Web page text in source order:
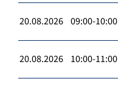
20.08.2026 09:00-10:00
20.08.2026 10:00-11:00